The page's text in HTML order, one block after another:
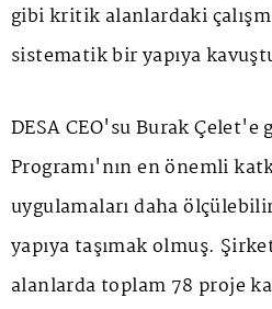
gibi kritik alanlardaki
sistematik bir yapıya
DESA CEO'su Burak Çelet'e
Programı'nın en önemli
uygulamaları daha
yapıya taşımak olmuş.
alanlarda toplam 78 proje